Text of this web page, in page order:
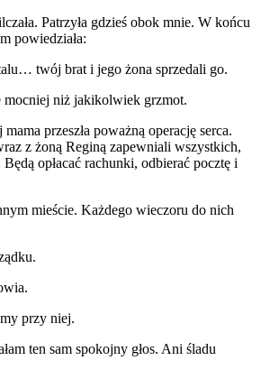
Patrzyła gdzieś obok mnie. W końcu
powiedziała:
twój brat i jego żona sprzedali go.
mocniej niż jakikolwiek grzmot.
przeszła poważną operację serca.
z żoną Reginą zapewniali wszystkich,
opłacać rachunki, odbierać pocztę i
mieście. Każdego wieczoru do nich
przy niej.
ten sam spokojny głos. Ani śladu